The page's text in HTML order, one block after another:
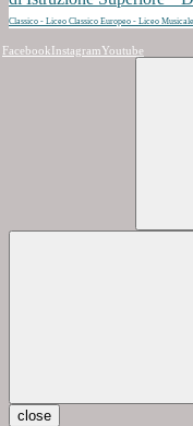
Classico - Liceo Classico Europeo - Liceo
Facebook InstagramYoutube
close